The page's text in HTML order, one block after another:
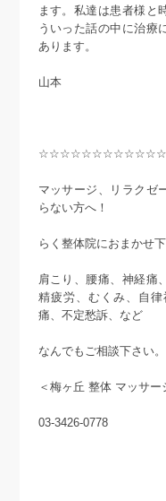
ます。私達は患者様と
ういった話の中に治療
あります。
山本
マッサージ、リラクゼ
らない方へ！
らく整体院におまかせ下
肩こり、腰痛、神経痛
精疲労、むくみ、自
痛、不定愁訴、など
なんでもご相談下さい。
＜梅ヶ丘 整体 マッサ
03-3426-0778